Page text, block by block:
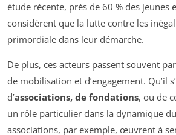
étude récente, près de 60 % des jeunes
considèrent que la lutte contre les
primordiale dans leur démarche.
De plus, ces acteurs passent souvent
de mobilisation et d’engagement. Qu’il
d’associations, de fondations, ou de
un rôle particulier dans la dynamique
associations, par exemple, œuvrent à